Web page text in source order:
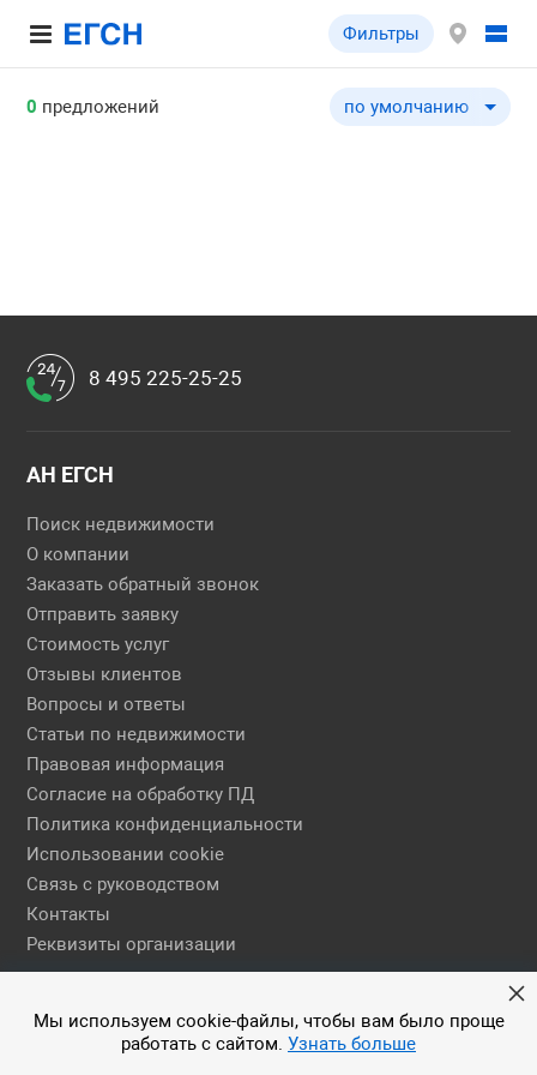
Фильтры
0 предложений по умолчанию
по умолчанию
8 495 225-25-25
АН ЕГСН
Поиск недвижимости
О компании
Заказать обратный звонок
Отправить заявку
Стоимость услуг
Отзывы клиентов
Вопросы и ответы
Статьи по недвижимости
Правовая информация
Согласие на обработку ПД
Политика конфиденциальности
Использовании cookie
Связь с руководством
Контакты
Реквизиты организации
Правовая информация
© 2026 АН ЕГСН
Мы используем cookie-файлы, чтобы вам было проще
работать с сайтом. Узнать больше